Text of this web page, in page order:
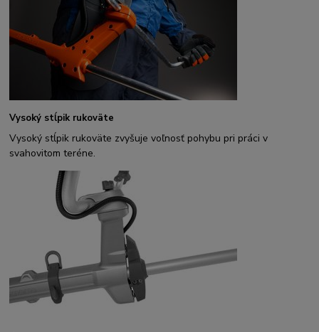
Vysoký stĺpik rukoväte
Vysoký stĺpik rukoväte zvyšuje voľnosť pohybu pri práci v
svahovitom teréne.